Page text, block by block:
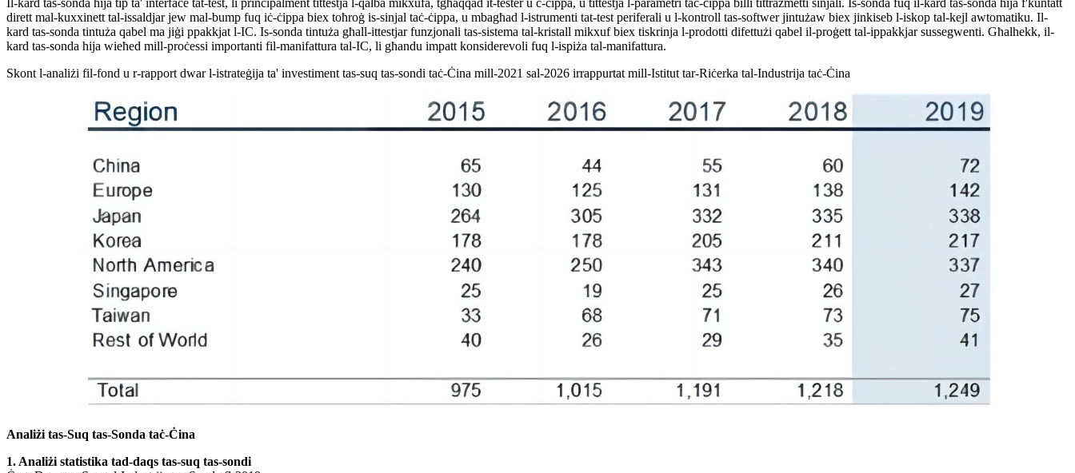
Il-kard tas-sonda hija tip ta' interface tat-test, li prinċipalment tittestja l-qalba mikxufa, tgħaqqad it-tester u ċ-ċippa, u tittestja l-parametri taċ-ċippa billi tittrażmetti sinjali. Is-sonda fuq il-kard tas-sonda hija f'kuntatt
dirett mal-kuxxinett tal-issaldjar jew mal-bump fuq iċ-ċippa biex toħroġ is-sinjal taċ-ċippa, u mbagħad l-istrumenti tat-test periferali u l-kontroll tas-softwer jintużaw biex jinkiseb l-iskop tal-kejl awtomatiku. Il-
kard tas-sonda tintuża qabel ma jiġi ppakkjat l-IC. Is-sonda tintuża għall-ittestjar funzjonali tas-sistema tal-kristall mikxuf biex tiskrinja l-prodotti difettużi qabel il-proġett tal-ippakkjar sussegwenti. Għalhekk, il-
kard tas-sonda hija wieħed mill-proċessi importanti fil-manifattura tal-IC, li għandu impatt konsiderevoli fuq l-ispiża tal-manifattura.
Skont l-analiżi fil-fond u r-rapport dwar l-istrateġija ta' investiment tas-suq tas-sondi taċ-Ċina mill-2021 sal-2026 irrappurtat mill-Istitut tar-Riċerka tal-Industrija taċ-Ċina
Analiżi tas-Suq tas-Sonda taċ-Ċina
1. Analiżi statistika tad-daqs tas-suq tas-sondi